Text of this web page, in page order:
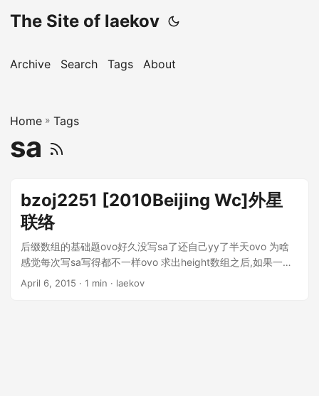
The Site of laekov
Archive Search Tags About
Home » Tags
sa
bzoj2251 [2010Beijing Wc]外星
联络
后缀数组的基础题ovo好久没写sa了还自己yy了半天ovo 为啥
感觉每次写sa写得都不一样ovo 求出height数组之后,如果一个
位置的height大于上一个位置的,那么高出来的这一截都是新的
April 6, 2015 · 1 min · laekov